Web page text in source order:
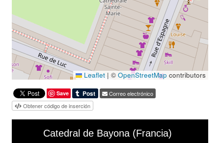
Leaflet | © OpenStreetMap contributors
Save
Correo electrónico
Obtener código de inserción
Media Viewer
Catedral de Bayona (Francia)